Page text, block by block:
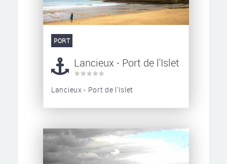
PORT
Lancieux - Port de l'Islet
Lancieux - Port de l'Islet